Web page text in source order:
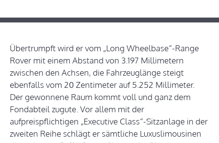
Übertrumpft wird er vom „Long Wheelbase“-Range
Rover mit einem Abstand von 3.197 Millimetern
zwischen den Achsen, die Fahrzeuglänge steigt
ebenfalls vom 20 Zentimeter auf 5.252 Millimeter.
Der gewonnene Raum kommt voll und ganz dem
Fondabteil zugute. Vor allem mit der
aufpreispflichtigen „Executive Class“-Sitzanlage in der
zweiten Reihe schlägt er sämtliche Luxuslimousinen